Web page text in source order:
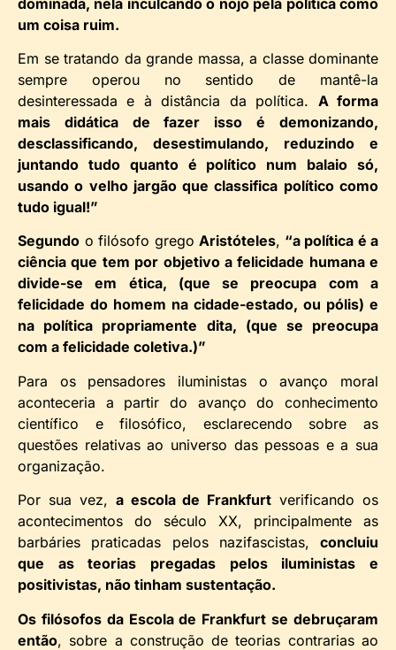
um coisa ruim.
Em se tratando da grande massa, a classe dominante
sempre operou no sentido de mantê-la
desinteressada e à distância da política. A forma
mais didática de fazer isso é demonizando,
desclassificando, desestimulando, reduzindo e
juntando tudo quanto é político num balaio só,
usando o velho jargão que classifica político como
tudo igual!”
Segundo o filósofo grego Aristóteles, “a política é a
ciência que tem por objetivo a felicidade humana e
divide-se em ética, (que se preocupa com a
felicidade do homem na cidade-estado, ou pólis) e
na política propriamente dita, (que se preocupa
com a felicidade coletiva.)”
Para os pensadores iluministas o avanço moral
aconteceria a partir do avanço do conhecimento
científico e filosófico, esclarecendo sobre as
questões relativas ao universo das pessoas e a sua
organização.
Por sua vez, a escola de Frankfurt verificando os
acontecimentos do século XX, principalmente as
barbáries praticadas pelos nazifascistas, concluiu
que as teorias pregadas pelos iluministas e
positivistas, não tinham sustentação.
Os filósofos da Escola de Frankfurt se debruçaram
então, sobre a construção de teorias contrarias ao